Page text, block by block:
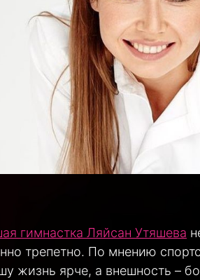
гимнастка Ляйсан Утяшева
трепетно. По мнению
жизнь ярче, а внешность –